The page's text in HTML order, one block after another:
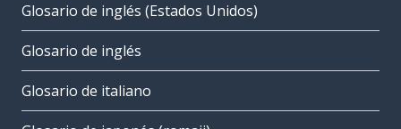
Glosario de inglés (Estados Unidos)
Glosario de inglés
Glosario de italiano